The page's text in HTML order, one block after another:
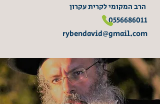
0556686011
rybendavid@gmail.com